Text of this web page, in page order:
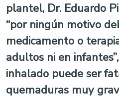
plantel, Dr. Eduardo
“por ningún motivo
medicamento o
adultos ni en
inhalado puede ser
quemaduras muy